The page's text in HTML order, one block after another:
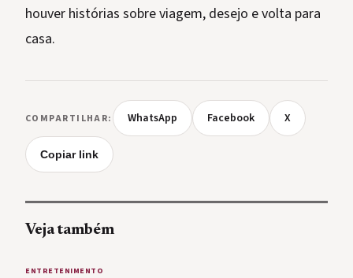
houver histórias sobre viagem, desejo e volta para
casa.
COMPARTILHAR: WhatsApp Facebook X
Copiar link
Veja também
ENTRETENIMENTO